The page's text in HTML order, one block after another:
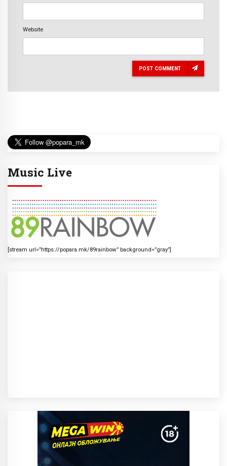
Website
POST COMMENT
Music Live
[stream url=”https://popara.mk/89rainbow” background=”gray”]